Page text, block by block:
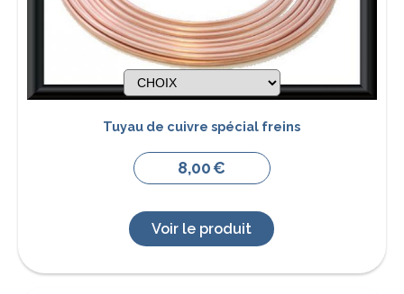
Tuyau de cuivre spécial freins
8,00€
Voir le produit